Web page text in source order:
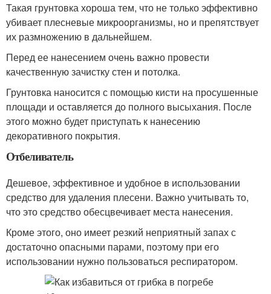
Такая грунтовка хороша тем, что не только эффективно
убивает плесневые микроорганизмы, но и препятствует
их размножению в дальнейшем.
Перед ее нанесением очень важно провести
качественную зачистку стен и потолка.
Грунтовка наносится с помощью кисти на просушенные
площади и оставляется до полного высыхания. После
этого можно будет приступать к нанесению
декоративного покрытия.
Отбеливатель
Дешевое, эффективное и удобное в использовании
средство для удаления плесени. Важно учитывать то,
что это средство обесцвечивает места нанесения.
Кроме этого, оно имеет резкий неприятный запах с
достаточно опасными парами, поэтому при его
использовании нужно пользоваться респиратором.